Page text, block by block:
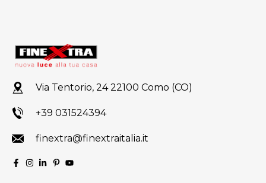
Via Tentorio, 24 22100 Como (CO)
+39 031524394
finextra@finextraitalia.it